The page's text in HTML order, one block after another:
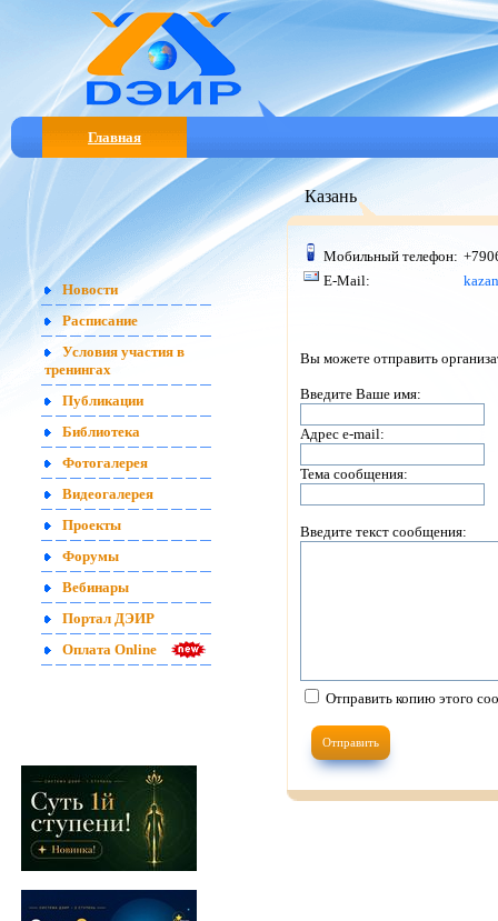
Главная
Новости
Расписание
Условия участия в
тренингах
Публикации
Библиотека
Фотогалерея
Видеогалерея
Проекты
Форумы
Вебинары
Портал ДЭИР
Оплата Online
Казань
Мобильный телефон:
E-Mail:
Вы можете отправить
Введите Ваше имя:
Адрес e-mail:
Тема сообщения:
Введите текст сообщения:
Отправить копию этого
Отправить